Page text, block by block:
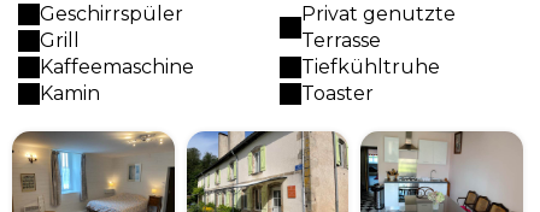
Geschirrspüler
Grill
Kaffeemaschine
Kamin
Privat genutzte
Terrasse
Tiefkühltruhe
Toaster